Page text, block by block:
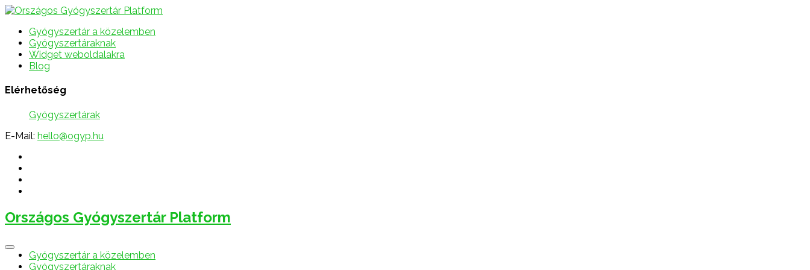
Gyógyszertár a közelemben
Gyógyszertáraknak
Widget weboldalakra
Blog
Elérhetőség
Gyógyszertárak
E-Mail: hello@ogyp.hu
Országos Gyógyszertár Platform
Gyógyszertár a közelemben
Gyógyszertáraknak